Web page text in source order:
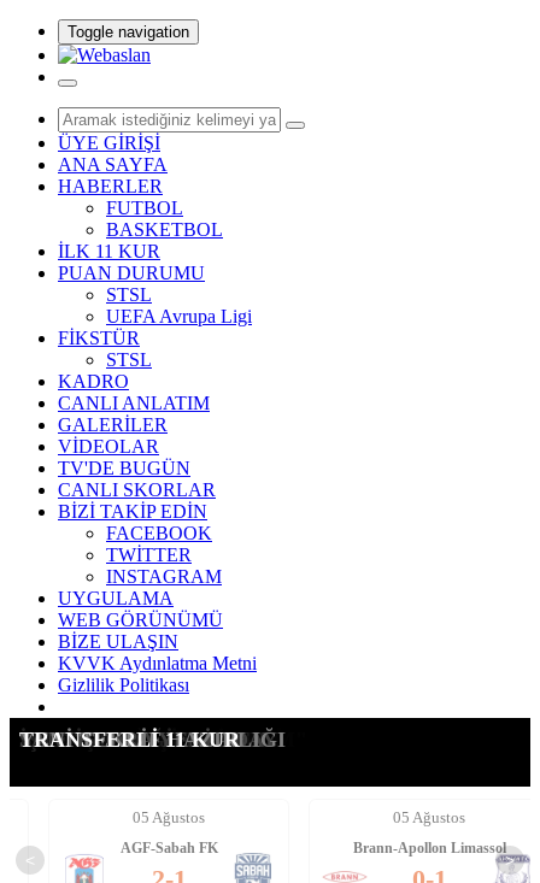
Toggle navigation
ÜYE GİRİŞİ
ANA SAYFA
HABERLER
FUTBOL
BASKETBOL
İLK 11 KUR
PUAN DURUMU
STSL
UEFA Avrupa Ligi
FİKSTÜR
STSL
KADRO
CANLI ANLATIM
GALERİLER
VİDEOLAR
TV'DE BUGÜN
CANLI SKORLAR
BİZİ TAKİP EDİN
FACEBOOK
TWİTTER
INSTAGRAM
UYGULAMA
WEB GÖRÜNÜMÜ
BİZE ULAŞIN
KVVK Aydınlatma Metni
Gizlilik Politikası
G.SARAY'A YANIT VERDİ
OSIMHEN: "BEN GİTMEM"
KANAT DEĞİŞİM PLANI!
SON AŞAMA: CAN UZUN
İŞTE İSTEDİĞİ STOPER
SANTRFORA YENİ ADAY
YENİ TEKLİF HAZIRLIĞI
TRANSFERLİ 11 KUR
<
05 Ağustos
AGF-Sabah FK
05 Ağustos
Brann-Apollon Limassol
>